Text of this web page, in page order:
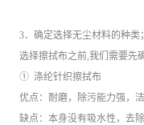
3．确定选择无尘材料的种类；
选择擦拭布之前,我们需要先
① 涤纶针织擦拭布
优点：耐磨，除污能力强，洁
缺点：本身没有吸水性，去